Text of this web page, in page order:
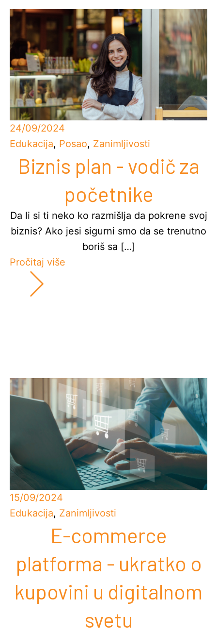
24/09/2024
Edukacija, Posao, Zanimljivosti
Biznis plan - vodič za
početnike
Da li si ti neko ko razmišlja da pokrene svoj
biznis? Ako jesi sigurni smo da se trenutno
boriš sa […]
Pročitaj više
15/09/2024
Edukacija, Zanimljivosti
E-commerce
platforma - ukratko o
kupovini u digitalnom
svetu